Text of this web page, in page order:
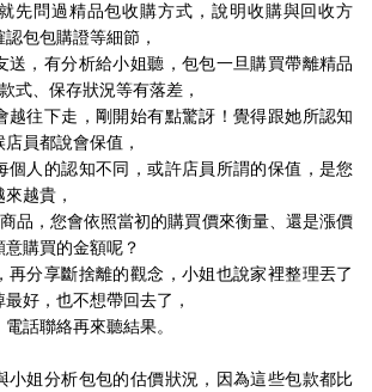
先問過精品包收購方式，說明收購與回收方
包包購證等細節，
送，有分析給小姐聽，包包一旦購買帶離精品
式、保存狀況等有落差，
越往下走，剛開始有點驚訝！覺得跟她所認知
員都說會保值，
個人的認知不同，或許店員所謂的保值，是您
越貴，
品，您會依照當初的購買價來衡量、還是漲價
購買的金額呢？
再分享斷捨離的觀念，小姐也說家裡整理丟了
好，也不想帶回去了，
話聯絡再來聽結果。
小姐分析包包的估價狀況，因為這些包款都比